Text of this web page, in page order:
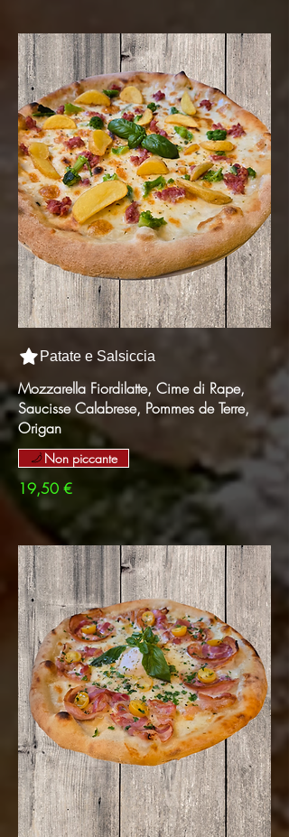
Patate e Salsiccia
Mozzarella Fiordilatte, Cime di Rape,
Saucisse Calabrese, Pommes de Terre,
Origan
19,50 €
Non piccante